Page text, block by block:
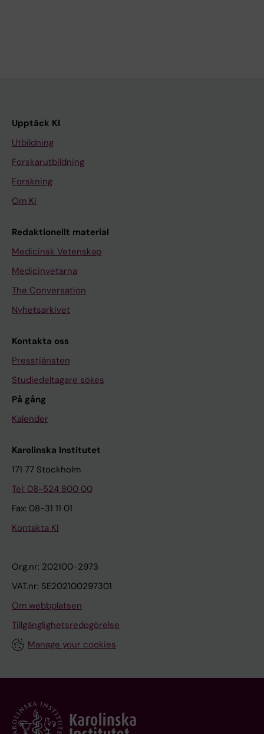
Upptäck KI
Utbildning
Forskarutbildning
Forskning
Om KI
Redaktionellt material
Medicinsk Vetenskap
Medicinvetarna
The Conversation
Nyhetsarkivet
Kontakta oss
Presstjänsten
Studiedeltagare sökes
På gång
Kalender
Karolinska Institutet
171 77 Stockholm
Tel: 08-524 800 00
Fax: 08-31 11 01
Kontakta KI
Org.nr: 202100-2973
VAT.nr: SE202100297301
Om webbplatsen
Tillgänglighetsredogörelse
Manage your cookies